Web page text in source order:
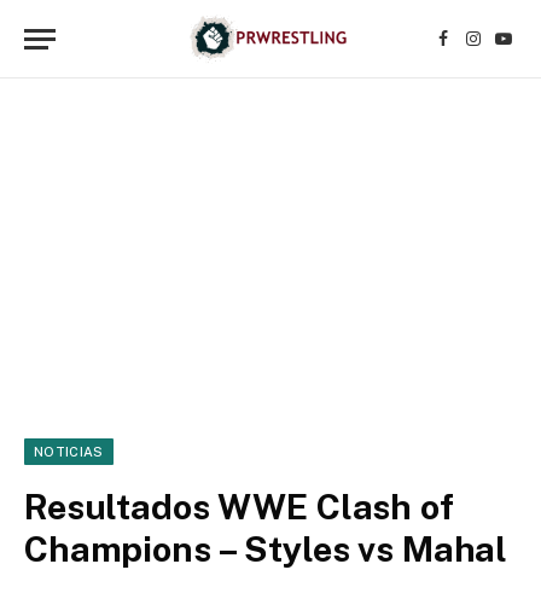
Facebook
NOTICIAS
Resultados WWE Clash of
Champions – Styles vs Mahal